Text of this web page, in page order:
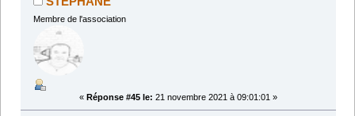
Membre de l'association
« Réponse #45 le: 21 novembre 2021 à 09:01:01 »